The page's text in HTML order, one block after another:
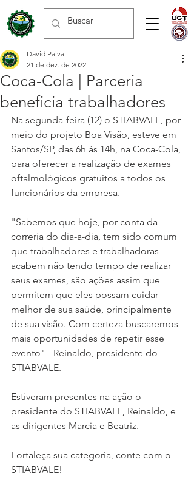
Coca-Cola | Parceria
beneficia trabalhadores
David Paiva
21 de dez. de 2022
Na segunda-feira (12) o STIABVALE, por
meio do projeto Boa Visão, esteve em
Santos/SP, das 6h às 14h, na Coca-Cola,
para oferecer a realização de exames
oftalmológicos gratuitos a todos os
funcionários da empresa.
"Sabemos que hoje, por conta da
correria do dia-a-dia, tem sido comum
que trabalhadores e trabalhadoras
acabem não tendo tempo de realizar
seus exames, são ações assim que
permitem que eles possam cuidar
melhor de sua saúde, principalmente
de sua visão. Com certeza buscaremos
mais oportunidades de repetir esse
evento" - Reinaldo, presidente do
STIABVALE.
Estiveram presentes na ação o
presidente do STIABVALE, Reinaldo, e
as dirigentes Marcia e Beatriz.
Fortaleça sua categoria, conte com o
STIABVALE!